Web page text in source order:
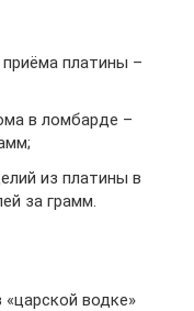
платины –
в ломбарде –
из платины в
за грамм.
водке»